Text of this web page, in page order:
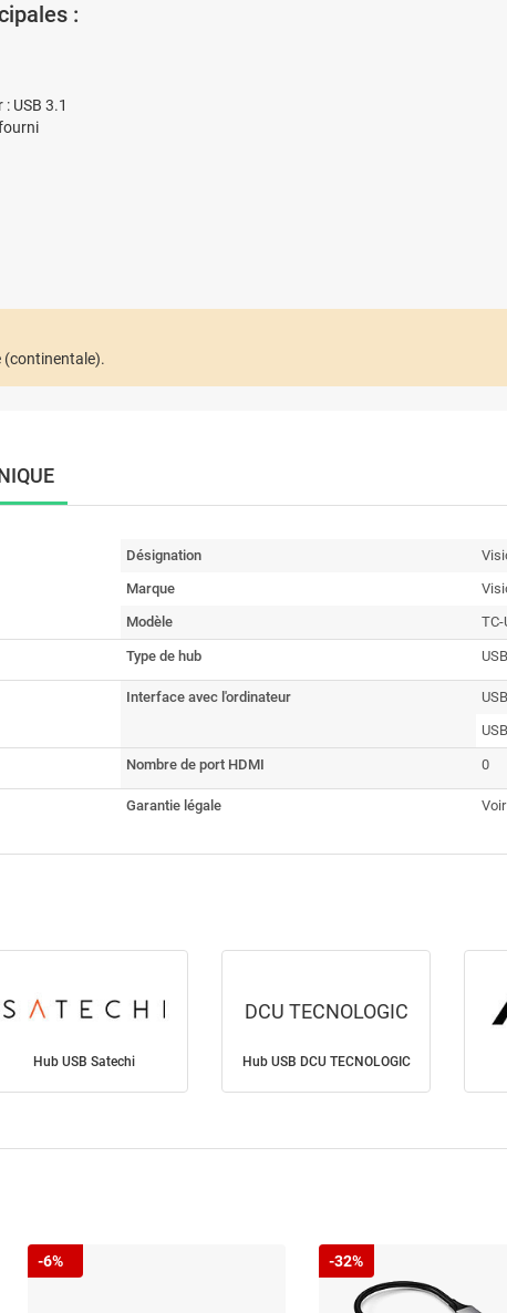
:
USB 3.1
(continentale).
Désignation
Marque
Modèle
TC-
Type de hub
Interface avec l'ordinateur
Nombre de port HDMI 0
Garantie légale
Hub USB Satechi
DCU TECNOLOGIC
Hub USB DCU TECNOLOGIC
-6% -32%